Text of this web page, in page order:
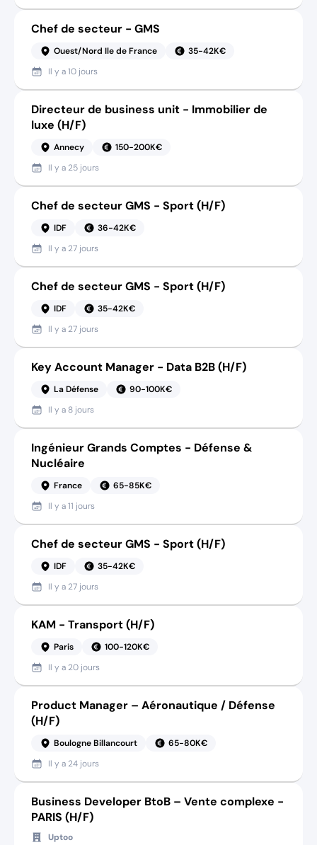
Chef de secteur - GMS
Ouest/Nord Ile de France
35-42K€
Il y a10 jours
Directeur de business unit - Immobilier de
luxe (H/F)
Annecy
150-200K€
Il y a 25 jours
Chef de secteur GMS - Sport (H/F)
IDF
36-42K€
Il y a 27 jours
Chef de secteur GMS - Sport (H/F)
IDF
35-42K€
Il y a 27 jours
Key Account Manager - Data B2B (H/F)
La Défense
90-100K€
Il y a 8 jours
Ingénieur Grands Comptes - Défense &
Nucléaire
France
65-85K€
Il y a11 jours
Chef de secteur GMS - Sport (H/F)
IDF
35-42K€
Il y a 27 jours
KAM - Transport (H/F)
Paris
100-120K€
Il y a 20 jours
Product Manager – Aéronautique / Défense
(H/F)
Boulogne Billancourt
65-80K€
Il y a 24 jours
Business Developer BtoB – Vente complexe -
PARIS (H/F)
Uptoo